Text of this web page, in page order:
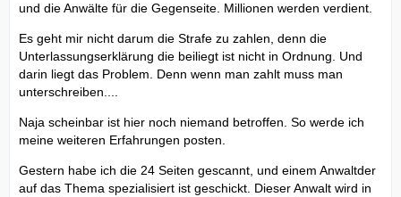
und die Anwälte für die Gegenseite. Millionen werden verdient.
Es geht mir nicht darum die Strafe zu zahlen, denn die
Unterlassungserklärung die beiliegt ist nicht in Ordnung. Und
darin liegt das Problem. Denn wenn man zahlt muss man
unterschreiben....
Naja scheinbar ist hier noch niemand betroffen. So werde ich
meine weiteren Erfahrungen posten.
Gestern habe ich die 24 Seiten gescannt, und einem Anwaltder
auf das Thema spezialisiert ist geschickt. Dieser Anwalt wird in